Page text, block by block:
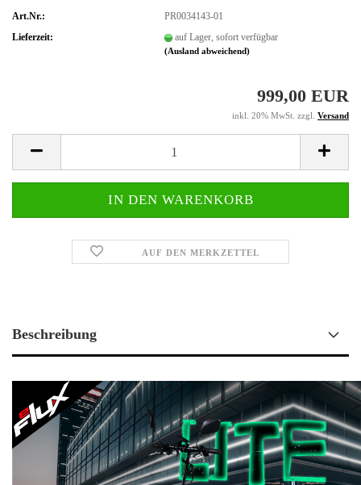
Art.Nr.:
PR0034143-01
Lieferzeit:
auf Lager, sofort verfügbar
(Ausland abweichend)
999,00 EUR
inkl. 20% MwSt. zzgl. Versand
AUF DEN MERKZETTEL
Beschreibung